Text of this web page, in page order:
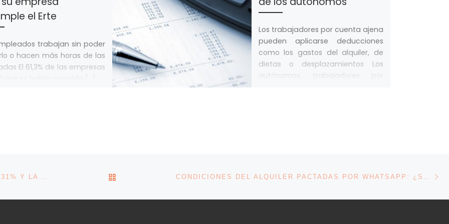
el Erte
trabajan sin poder
o hacen más horas de las
El 61,3% de las empresas
Los trabajadores por cuenta ajena
pueden aplicarse deducciones
como los gastos del alquiler, de
dietas o desplazamientos Los
autónomos, trabajadores por
VOLVER A LA LISTA DE ENTRADAS